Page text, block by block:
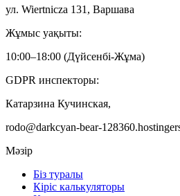
ул. Wiertnicza 131, Варшава
Жұмыс уақыты:
10:00–18:00 (Дүйсенбі-Жұма)
GDPR инспекторы:
Катарзина Кучинская,
rodo@darkcyan-bear-
Мәзір
Біз туралы
Кіріс калькуляторы